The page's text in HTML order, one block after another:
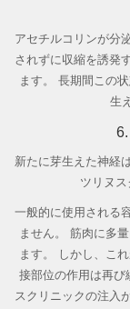
アセチルコリンが分
されずに収縮を誘発
ます。 長期間この
生
新たに芽生えた神経
ツリヌス
一般的に使用される
ません。
筋肉に多
ます。
しかし、こ
接部位の作用は再び
スクリニックの注入